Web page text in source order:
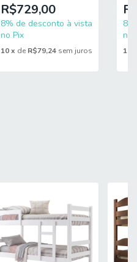
138x188x24cm
R$729,00
8% de desconto à vista
no Pix
10x de R$79,24 sem juros
no
10